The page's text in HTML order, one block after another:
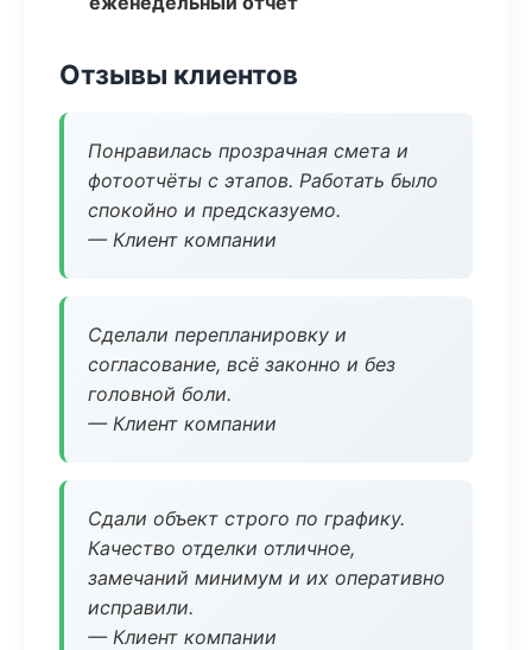
Отзывы клиентов
Понравилась прозрачная смета и
фотоотчёты с этапов. Работать было
спокойно и предсказуемо.
— Клиент компании
Сделали перепланировку и
согласование, всё законно и без
головной боли.
— Клиент компании
Сдали объект строго по графику.
Качество отделки отличное,
замечаний минимум и их оперативно
исправили.
— Клиент компании